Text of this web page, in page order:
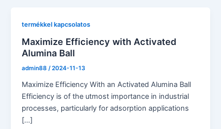
termékkel kapcsolatos
Maximize Efficiency with Activated
Alumina Ball
admin88/2024-11-13
Maximize Efficiency With an Activated Alumina Ball
Efficiency is of the utmost importance in industrial
processes, particularly for adsorption applications
[…]